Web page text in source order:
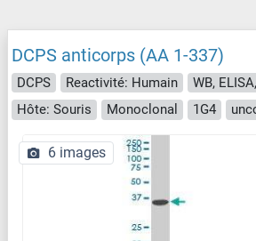
DCPS anticorps (AA 1-337)
DCPS Reactivité: Humain
WB,
Hôte: Souris
Monoclonal 1G4
6 images